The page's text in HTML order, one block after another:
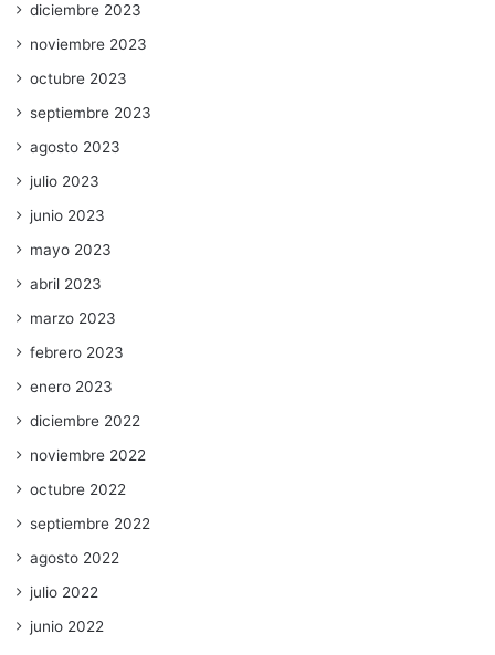
diciembre 2023
noviembre 2023
octubre 2023
septiembre 2023
agosto 2023
julio 2023
junio 2023
mayo 2023
abril 2023
marzo 2023
febrero 2023
enero 2023
diciembre 2022
noviembre 2022
octubre 2022
septiembre 2022
agosto 2022
julio 2022
junio 2022